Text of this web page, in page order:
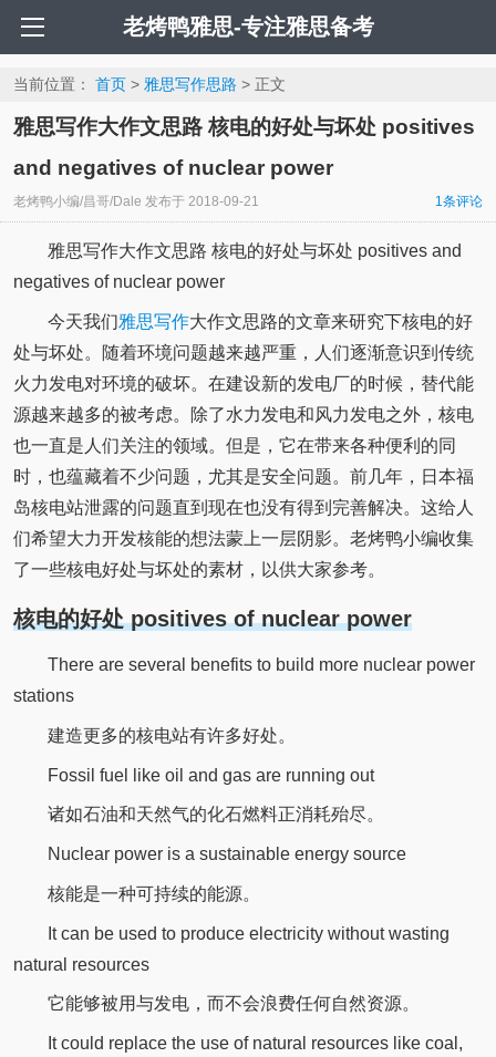
老烤鸭雅思-专注雅思备考
当前位置： 首页> 雅思写作思路 > 正文
雅思写作大作文思路 核电的好处与坏处 positives
and negatives of nuclear power
老烤鸭小编/昌哥/Dale 发布于 2018-09-21 1条评论
雅思写作大作文思路 核电的好处与坏处 positives and
negatives of nuclear power
今天我们雅思写作大作文思路的文章来研究下核电的好
处与坏处。随着环境问题越来越严重，人们逐渐意识到传统
火力发电对环境的破坏。在建设新的发电厂的时候，替代能
源越来越多的被考虑。除了水力发电和风力发电之外，核电
也一直是人们关注的领域。但是，它在带来各种便利的同
时，也蕴藏着不少问题，尤其是安全问题。前几年，日本福
岛核电站泄露的问题直到现在也没有得到完善解决。这给人
们希望大力开发核能的想法蒙上一层阴影。老烤鸭小编收集
了一些核电好处与坏处的素材，以供大家参考。
核电的好处 positives of nuclear power
There are several benefits to build more nuclear power
stations
建造更多的核电站有许多好处。
Fossil fuel like oil and gas are running out
诸如石油和天然气的化石燃料正消耗殆尽。
Nuclear power is a sustainable energy source
核能是一种可持续的能源。
It can be used to produce electricity without wasting
natural resources
它能够被用与发电，而不会浪费任何自然资源。
It could replace the use of natural resources like coal,